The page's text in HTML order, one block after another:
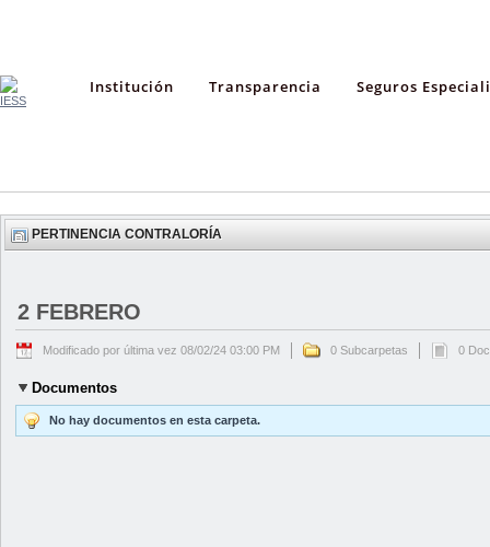
Institución Transparencia Seguros
PERTINENCIA CONTRALORÍA
2 FEBRERO
Modificado por última vez 08/02/24 03:00 PM 0 Subcarpetas 0
Documentos
No hay documentos en esta carpeta.